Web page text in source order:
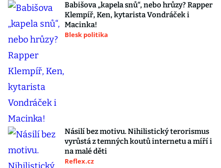
Babišova „kapela snů“, nebo hrůzy? Rapper
Klempíř, Ken, kytarista Vondráček i
Macinka!
Blesk politika
Násilí bez motivu. Nihilistický terorismus
vyrůstá z temných koutů internetu a míří i
na malé děti
Reflex.cz